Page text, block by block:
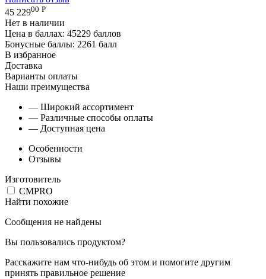
45 22900 Р
Нет в наличии
Цена в баллах: 45229 баллов
Бонусные баллы: 2261 балл
В избранное
Доставка
Варианты оплаты
Наши преимущества
— Широкий ассортимент
— Различные способы оплаты
— Доступная цена
Особенности
Отзывы
Изготовитель
CMPRO
Найти похожие
Сообщения не найдены
Вы пользовались продуктом?
Расскажите нам что-нибудь об этом и помогите другим
принять правильное решение